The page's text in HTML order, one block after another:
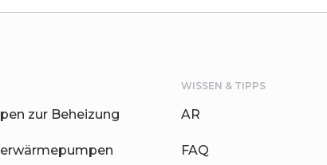
zur Beheizung
WISSEN & TIPPS
AR
FAQ